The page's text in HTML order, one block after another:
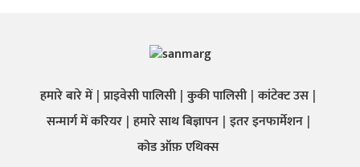
हमारे बारे में प्राइवेसी पालिसी कुकी पालिसी कांटेक्ट उस
सन्मार्ग में करियर हमारे साथ बिज्ञापन इतर इनफार्मेशन
कोड ऑफ़ एथिक्स